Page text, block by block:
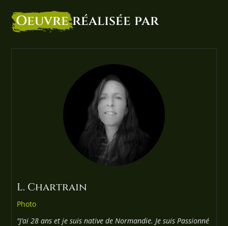
Oeuvreréalisée par
L. Chartrain
Photo
"J’ai 28 ans et je suis native de Normandie. Je suis Passionné